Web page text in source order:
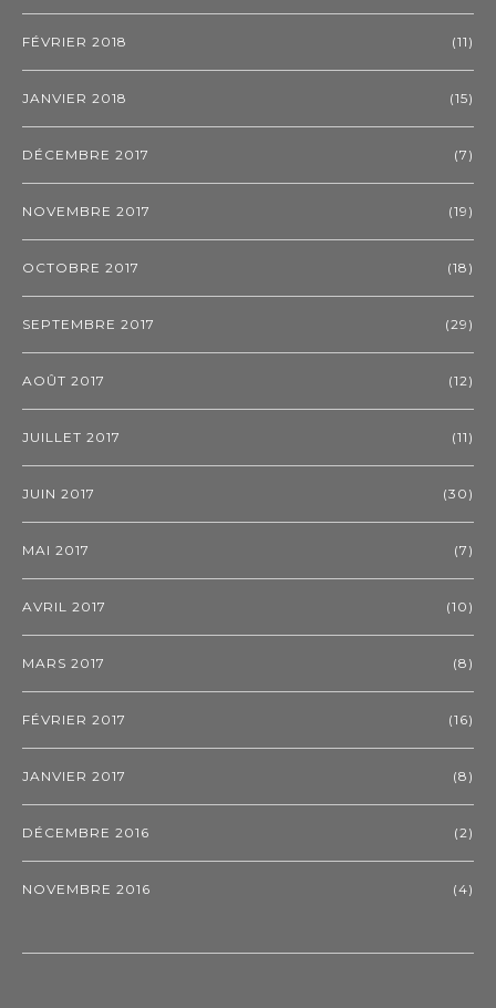
FÉVRIER 2018 (11)
JANVIER 2018 (15)
DÉCEMBRE 2017 (7)
NOVEMBRE 2017 (19)
OCTOBRE 2017 (18)
SEPTEMBRE 2017 (29)
AOÛT 2017 (12)
JUILLET 2017 (11)
JUIN 2017 (30)
MAI 2017 (7)
AVRIL 2017 (10)
MARS 2017 (8)
FÉVRIER 2017 (16)
JANVIER 2017 (8)
DÉCEMBRE 2016 (2)
NOVEMBRE 2016 (4)